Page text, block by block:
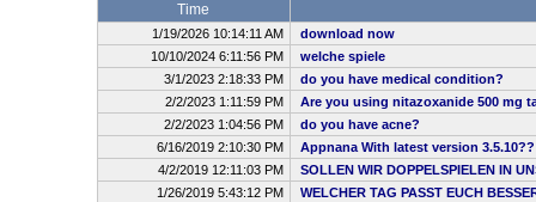
Time
1/19/2026 10:14:11 AM
download now
10/10/2024 6:11:56 PM
welche spiele
3/1/2023 2:18:33 PM
do you have medical condition?
2/2/2023 1:11:59 PM
Are you using nitazoxanide 500 mg
2/2/2023 1:04:56 PM
do you have acne?
6/16/2019 2:10:30 PM
Appnana With latest version 3.5.10??
4/2/2019 12:11:03 PM
SOLLEN WIR DOPPELSPIELEN IN
1/26/2019 5:43:12 PM
WELCHER TAG PASST EUCH